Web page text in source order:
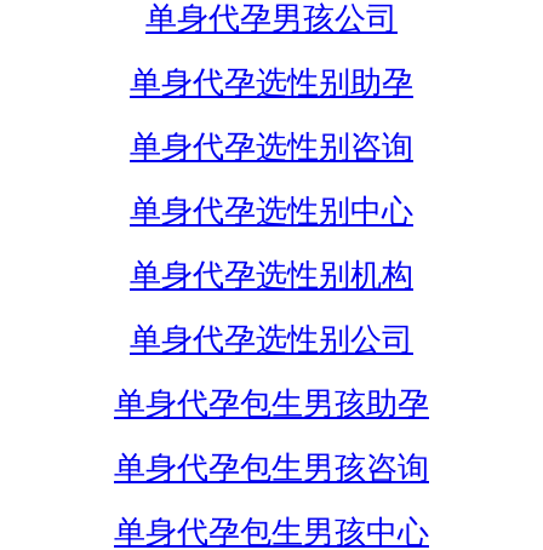
单身代孕男孩公司
单身代孕选性别助孕
单身代孕选性别咨询
单身代孕选性别中心
单身代孕选性别机构
单身代孕选性别公司
单身代孕包生男孩助孕
单身代孕包生男孩咨询
单身代孕包生男孩中心